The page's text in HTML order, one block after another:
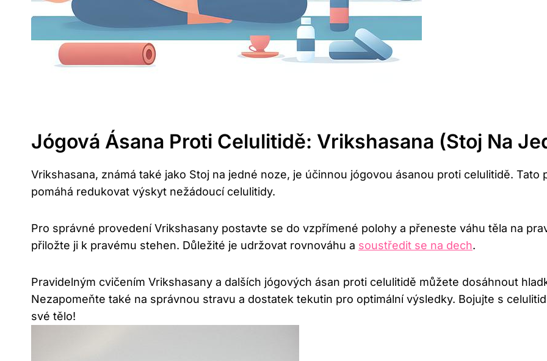
Jógová Ásana Proti Celulitidě: Vrikshasana (Stoj Na
Vrikshasana, známá také jako Stoj na jedné noze, je účinnou jógovou ásanou proti celulitidě.
pomáhá redukovat výskyt nežádoucí celulitidy.
Pro správné provedení Vrikshasany postavte se do vzpřímené polohy a přeneste váhu těla na
přiložte ji k pravému stehen. Důležité je udržovat rovnováhu a soustředit se na dech.
Pravidelným cvičením Vrikshasany a dalších jógových ásan proti celulitidě můžete dosáhnout
Nezapomeňte také na správnou stravu a dostatek tekutin pro optimální výsledky. Bojujte s
své tělo!